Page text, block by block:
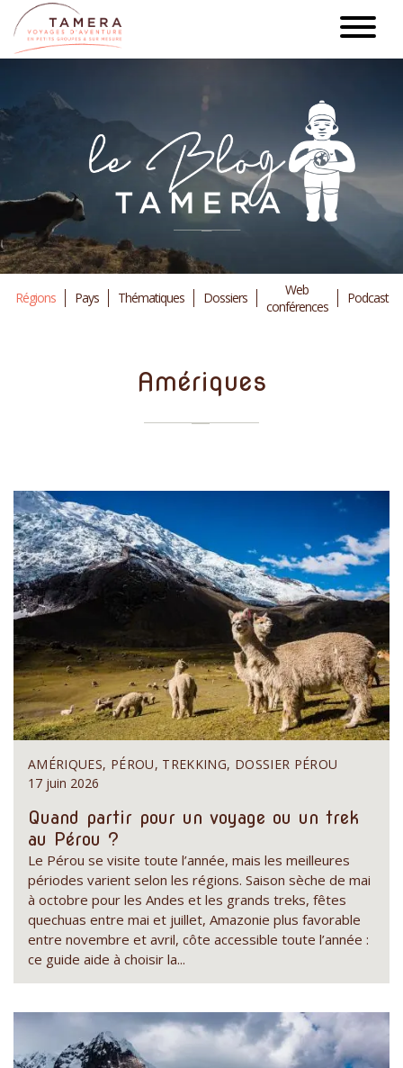
Aller
au
contenu
Régions Pays Thématiques Dossiers
Web
conférences
Podcast
Amériques
AMÉRIQUES, PÉROU, TREKKING, DOSSIER PÉROU
17 juin 2026
Quand partir pour un voyage ou un trek
au Pérou ?
Le Pérou se visite toute l’année, mais les meilleures
périodes varient selon les régions. Saison sèche de mai
à octobre pour les Andes et les grands treks, fêtes
quechuas entre mai et juillet, Amazonie plus favorable
entre novembre et avril, côte accessible toute l’année :
ce guide aide à choisir la...